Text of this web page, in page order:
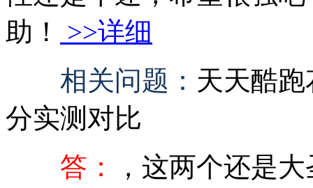
助！
>>详细
相关问题： 天天酷
分实测对比
答：
，这两个还是